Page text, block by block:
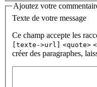
Ajoutez votre
Texte de votre message
Ce champ accepte les
[texte->url] <quote>
créer des paragraphes,